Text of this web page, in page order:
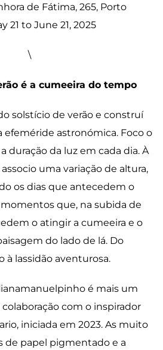
de Fátima, 265, Porto
21 to June 21, 2025
\
é a cumeeira do tempo
solstício de verão e construí
efeméride astronómica. Foco o
duração da luz em cada dia. À
uma variação de altura,
os dias que antecedem o
que, na subida de
o atingir a cumeeira e o
do lado de lá. Do
à lassidão aventurosa.
é mais um
com o inspirador
iniciada em 2023. As muito
de papel pigmentado e a